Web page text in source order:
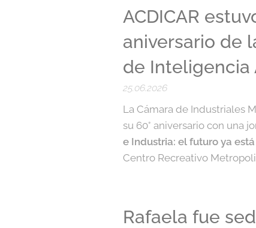
ACDICAR
aniversario de
de Inteligencia
25.06.2026
La Cámara de Industriales
su 60° aniversario con una
e Industria: el futuro ya
Centro Recreativo
Rafaela fue